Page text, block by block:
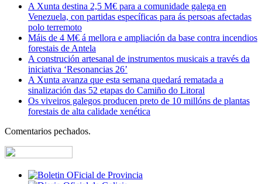
A Xunta destina 2,5 M€ para a comunidade galega en
Venezuela, con partidas específicas para ás persoas afectadas
polo terremoto
Máis de 4 M€ á mellora e ampliación da base contra incendios
forestais de Antela
A construción artesanal de instrumentos musicais a través da
iniciativa ‘Resonancias 26’
A Xunta avanza que esta semana quedará rematada a
sinalización das 52 etapas do Camiño do Litoral
Os viveiros galegos producen preto de 10 millóns de plantas
forestais de alta calidade xenética
Comentarios pechados.